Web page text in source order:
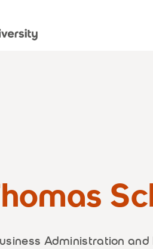
Administration and